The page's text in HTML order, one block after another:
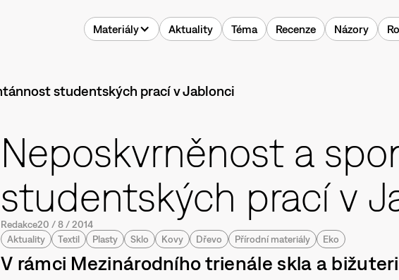
Materiály Aktuality Téma Recenze Názory
Neposkvrněnost a
studentských prací v
Redakce20 /8 /2014
Aktuality
Textil Plasty Sklo Kovy Dřevo Přírodní materiály Eko
V rámci Mezinárodního trienále skla a